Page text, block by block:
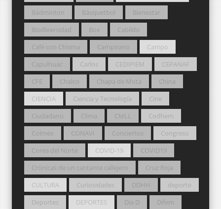
Bádminton
Básquetbol
Bienestar
Biodiversidad
Box
Cabildo
Café con Chisma
Campirano
Campo
Capulhuac
Carlos CEDIPIEM
CEPANAF
CFE
Chalco Chapa de Mota
China
CIENCIA
Ciencia y Tecnología
Cine
Ciudadano
Clima CMLL
Codhem
Colmex
CONAVI Conciertos
Congreso
Corea del Norte
COVID-19
COVID19
Crónicas de un cantante callejero
Cruz Roja
CULTURA
Curiosidades DDHH
deporte
Deportes
DEPORTES Día D
Difem